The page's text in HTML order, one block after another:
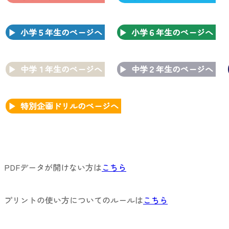
小学５年生のページへ 小学６年生のページへ
中学１年生のページへ 中学２年生のページへ
特別企画ドリルのページへ
PDFデータが開けない方はこちら
プリントの使い方についてのルールはこちら